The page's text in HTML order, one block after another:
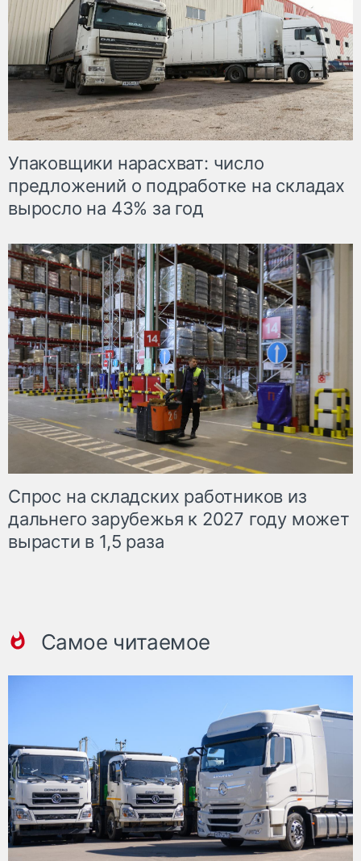
Упаковщики нарасхват: число
предложений о подработке на складах
выросло на 43% за год
Спрос на складских работников из
дальнего зарубежья к 2027 году может
вырасти в 1,5 раза
Самое читаемое